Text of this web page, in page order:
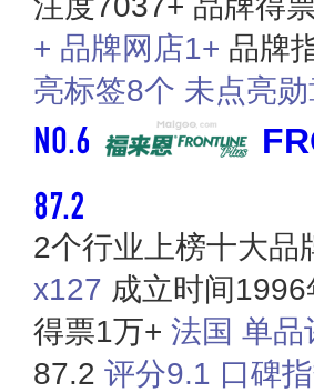
+ 品牌网店1+ 品牌
亮标签8个 未点亮
NO.6
87.2
2个行业上榜十大品
x127 成立时间1996
得票1万+ 法国 单品
87.2 评分9.1 口碑